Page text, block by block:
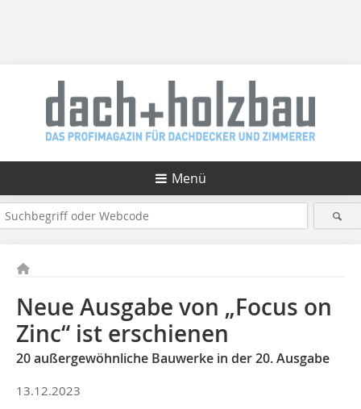
Menü
Neue Ausgabe von „Focus on
Zinc“ ist erschienen
20 außergewöhnliche Bauwerke in der 20. Ausgabe
13.12.2023